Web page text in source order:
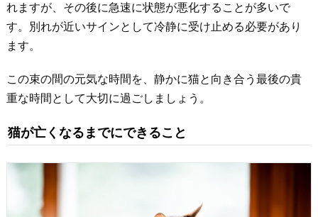
れますが、その後に急速に状態が悪化することが多いで
す。別れが近いサインとして冷静に受け止める必要があり
ます。
この束の間の元気な時間を、静かに猫と向き合う最後の貴
重な時間として大切に過ごしましょう。
猫が亡くなるまでにできること